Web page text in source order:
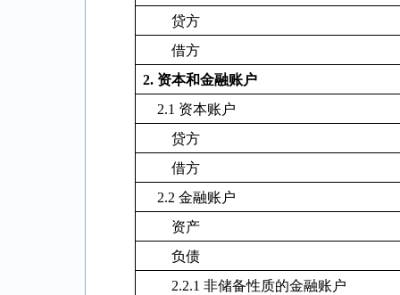
贷方
借方
2. 资本和金融账户
2.1 资本账户
贷方
借方
2.2 金融账户
资产
负债
2.2.1 非储备性质的金融账户